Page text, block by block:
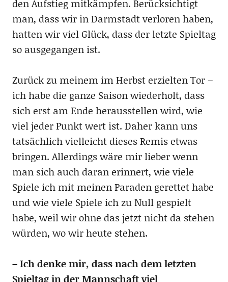
den Aufstieg mitkämpfen. Berücksichtigt
man, dass wir in Darmstadt verloren haben,
hatten wir viel Glück, dass der letzte Spieltag
so ausgegangen ist.
Zurück zu meinem im Herbst erzielten Tor –
ich habe die ganze Saison wiederholt, dass
sich erst am Ende herausstellen wird, wie
viel jeder Punkt wert ist. Daher kann uns
tatsächlich vielleicht dieses Remis etwas
bringen. Allerdings wäre mir lieber wenn
man sich auch daran erinnert, wie viele
Spiele ich mit meinen Paraden gerettet habe
und wie viele Spiele ich zu Null gespielt
habe, weil wir ohne das jetzt nicht da stehen
würden, wo wir heute stehen.
– Ich denke mir, dass nach dem letzten
Spieltag in der Mannschaft viel